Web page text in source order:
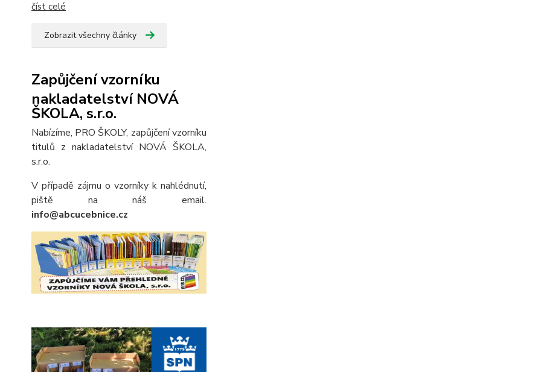
číst celé
Zobrazit všechny články
Zapůjčení vzorníku
nakladatelství NOVÁ
ŠKOLA, s.r.o.
Nabízíme, PRO ŠKOLY, zapůjčení vzorníku
titulů z nakladatelství NOVÁ ŠKOLA,
s.r.o.
V případě zájmu o vzorníky k nahlédnutí,
piště na náš email.
info@abcucebnice.cz